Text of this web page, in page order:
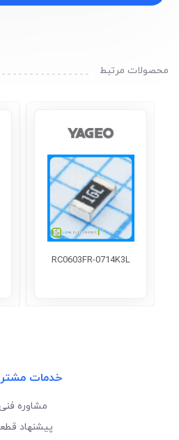
محصولات مرتبط
RC0603FR-0714K3L
خدمات
مشاوره
پیشنهاد